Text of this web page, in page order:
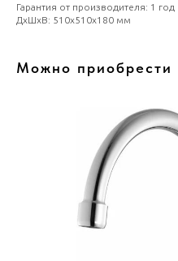
Гарантия от производителя: 1 год
ДxШxВ: 510x510x180 мм
Можно приобрести